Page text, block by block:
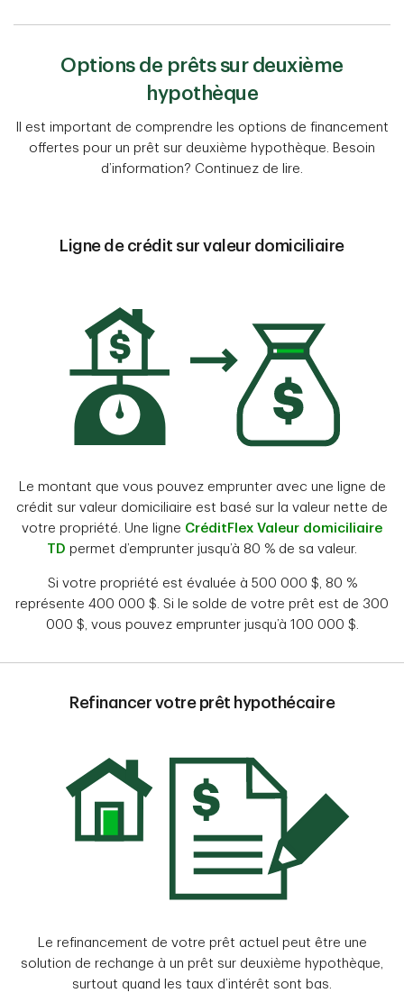
Options de prêts sur deuxième
hypothèque
Il est important de comprendre les options de financement
offertes pour un prêt sur deuxième hypothèque. Besoin
d’information? Continuez de lire.
Ligne de crédit sur valeur domiciliaire
Le montant que vous pouvez emprunter avec une ligne de
crédit sur valeur domiciliaire est basé sur la valeur nette de
votre propriété. Une ligne CréditFlex Valeur domiciliaire
TD permet d’emprunter jusqu’à 80 % de sa valeur.
Si votre propriété est évaluée à 500 000 $, 80 %
représente 400 000 $. Si le solde de votre prêt est de 300
000 $, vous pouvez emprunter jusqu’à 100 000 $.
Refinancer votre prêt hypothécaire
Le refinancement de votre prêt actuel peut être une
solution de rechange à un prêt sur deuxième hypothèque,
surtout quand les taux d’intérêt sont bas.